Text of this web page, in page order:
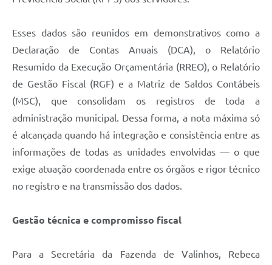
Esses dados são reunidos em demonstrativos como a
Declaração de Contas Anuais (DCA), o Relatório
Resumido da Execução Orçamentária (RREO), o Relatório
de Gestão Fiscal (RGF) e a Matriz de Saldos Contábeis
(MSC), que consolidam os registros de toda a
administração municipal. Dessa forma, a nota máxima só
é alcançada quando há integração e consistência entre as
informações de todas as unidades envolvidas — o que
exige atuação coordenada entre os órgãos e rigor técnico
no registro e na transmissão dos dados.
Gestão técnica e compromisso fiscal
Para a Secretária da Fazenda de Valinhos, Rebeca